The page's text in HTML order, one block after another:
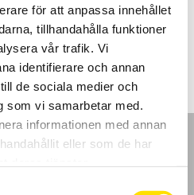
för att anpassa innehållet
tillhandahålla funktioner
vår trafik. Vi
identifierare och annan
de sociala medier och
som vi samarbetar med.
informationen med annan
eller som de har
LÄS MER